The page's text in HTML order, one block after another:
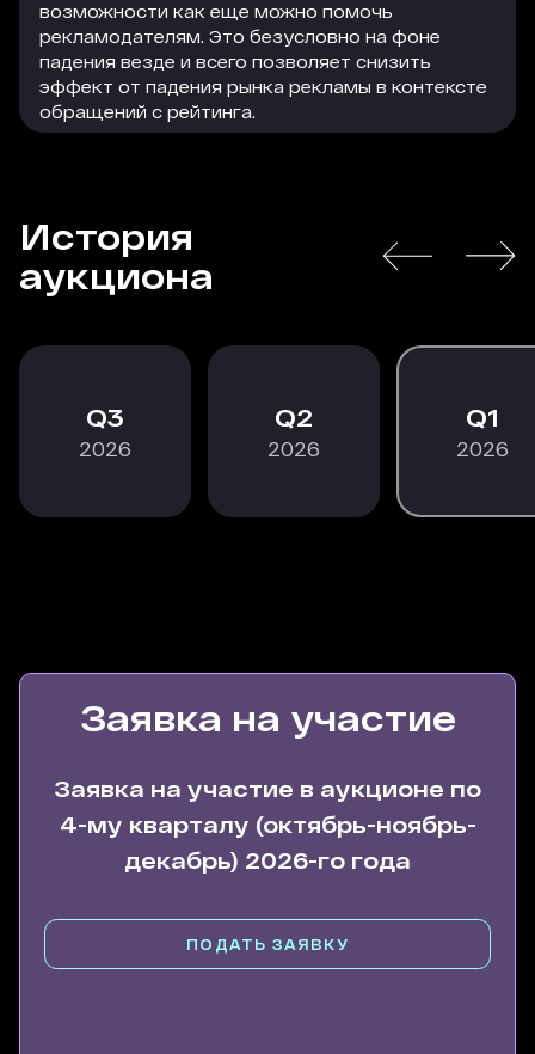
возможности как еще можно помочь
рекламодателям. Это безусловно на фоне
падения везде и всего позволяет снизить
эффект от падения рынка рекламы в контексте
обращений с рейтинга.
РАСКРЫТЬ
История
аукциона
3
2026
2
2026
1
2026
Заявка на участие
Заявка на участие в аукционе по
4-му кварталу (октябрь-ноябрь-
декабрь) 2026-го года
ПОДАТЬ ЗАЯВКУ